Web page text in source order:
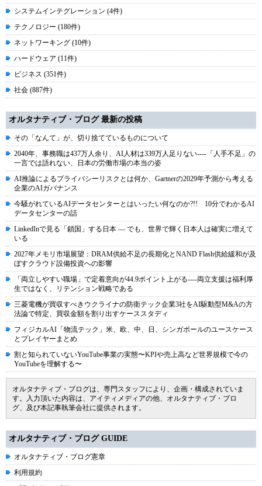
システムインテグレーション (4件)
テクノロジー (180件)
ネットワーキング (10件)
ハードウェア (11件)
ビジネス (351件)
社会 (887件)
オルタナティブ・ブログ 最新の投稿
その「なんて」が、切り捨てているものについて
2040年、事務職は437万人余り、AI人材は339万人足りない----「人手不足」の
一言では語れない、日本の労働市場の本当の姿
AI推論によるプライバシーリスクとは何か、Gartnerの2029年予測から考える
企業のAIガバナンス
今騒がれているAIデータセンターとはいったい何なのか?!! 10分でわかるAI
データセンターの話
LinkedInで見る「鎖国」する日本 ― でも、世界で輝く日本人は確実に増えて
いる
2027年メモリ市場展望：DRAM供給不足の長期化とNAND Flash供給緩和が及
ぼすクラウド設備投資への影響
「両立しやすい職場」で定着意向が44.9ポイント上がる----両立支援は福利厚
生ではなく、リテンション戦略である
三菱電機が買収すべきウクライナの防衛テック企業3社をAI駆動型M&Aの方
法論で特定、買収金額を割り出すケーススタディ
フィジカルAI「物流テック」米、欧、中、日、シンガポールのユースケース
とプレイヤーまとめ
割と知られていないYouTube事業の実態〜KPIや売上高など世界規模で今の
YouTubeを理解する〜
オルタナティブ・ブログは、専門スタッフにより、企画・構成されていま
す。入力頂いた内容は、アイティメディアの他、オルタナティブ・ブロ
グ、及び本記事執筆会社に提供されます。
オルタナティブ・ブログ GUIDE
オルタナティブ・ブログ憲章
利用規約